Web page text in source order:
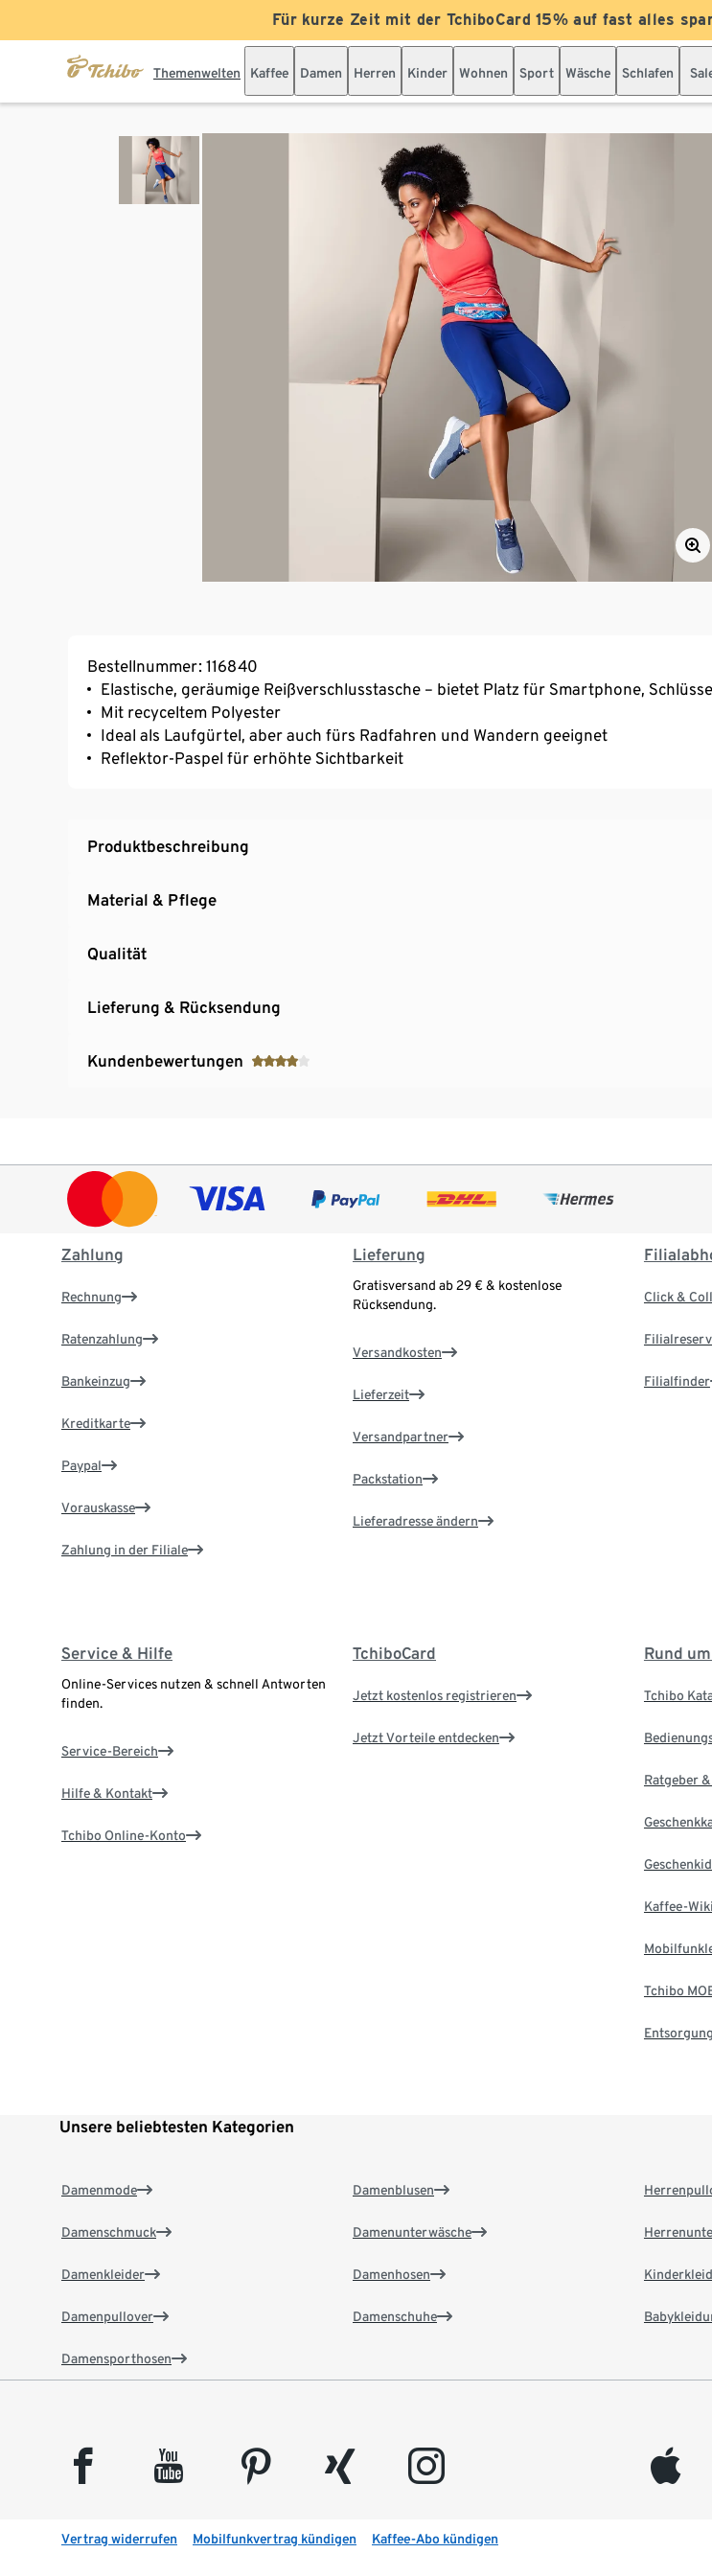
Für kurze Zeit mit der TchiboCard 15% auf fast alles
Themenwelten Kaffee Damen Herren Kinder Wohnen Sport Wäsche Schlafen
Bestellnummer: 116840
Elastische, geräumige Reißverschlusstasche – bietet Platz für Smartphone,
Mit recyceltem Polyester
Ideal als Laufgürtel, aber auch fürs Radfahren und Wandern geeignet
Reflektor-Paspel für erhöhte Sichtbarkeit
Produktbeschreibung
Material & Pflege
Qualität
Lieferung & Rücksendung
Kundenbewertungen
Zahlung
Rechnung
Ratenzahlung
Bankeinzug
Kreditkarte
Paypal
Vorauskasse
Zahlung in der Filiale
Lieferung
Gratisversand ab 29 € & kostenlose
Rücksendung.
Versandkosten
Lieferzeit
Versandpartner
Packstation
Lieferadresse ändern
Click &
Filialfinder
Service & Hilfe
Online-Services nutzen & schnell Antworten
finden.
Service-Bereich
Hilfe & Kontakt
Tchibo Online-Konto
TchiboCard
Jetzt kostenlos registrieren
Jetzt Vorteile entdecken
Rund
Tchibo
Ratgeber
Kaffee-Wiki
Tchibo
Unsere beliebtesten Kategorien
Damenmode
Damenschmuck
Damenkleider
Damenpullover
Damensporthosen
Damenblusen
Damenunterwäsche
Damenhosen
Damenschuhe
facebook youtube pinterest xing instagram appleinc
Vertrag widerrufen Mobilfunkvertrag kündigen Kaffee-Abo kündigen